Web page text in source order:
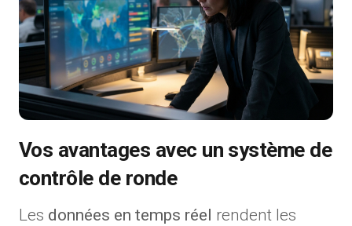
Vos avantages avec un système de
contrôle de ronde
Les données en temps réel rendent les